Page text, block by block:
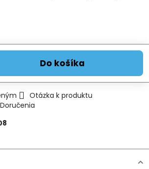
Do košíka
Otázka k produktu
Doručenia